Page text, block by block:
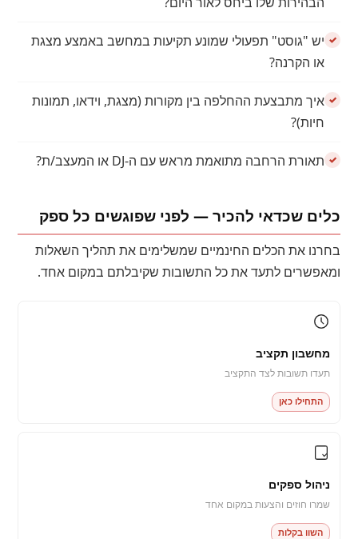
יש "גוסט" תפעולי שמונע תקיעות במחשב באמצע מצגת
או הקרנה?
איך מתבצעת ההחלפה בין מקורות (מצגת, וידאו, תמונות
חיות)?
תאורת הרחבה מתואמת מראש עם ה-DJ או המעצב/ת?
כלים שכדאי להכיר — לפני שפוגשים כל ספק
בחרנו את הכלים החינמיים שמשלימים את תהליך השאלות
ומאפשרים לתעד את כל התשובות שקיבלתם במקום אחד.
מחשבון תקציב
תעדו תשובות לצד התקציב
התחילו כאן
ניהול ספקים
שמרו חוזים והצעות במקום אחד
השוו בקלות